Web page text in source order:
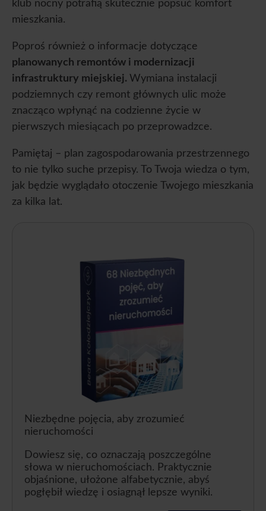
klub nocny potrafią skutecznie popsuć komfort
mieszkania.
Poproś również o informacje dotyczące
planowanych remontów i modernizacji
infrastruktury miejskiej. Wymiana instalacji
podziemnych czy remont głównych ulic może
znacząco wpłynąć na codzienne życie w
pierwszych miesiącach po przeprowadzce.
Pamiętaj – plan zagospodarowania przestrzennego
to nie tylko suche przepisy. To Twoja wiedza o tym,
jak będzie wyglądało otoczenie Twojego mieszkania
za kilka lat.
Niezbędne pojęcia, aby zrozumieć
nieruchomości
Dowiesz się, co oznaczają poszczególne
słowa w nieruchomościach. Praktycznie
objaśnione, ułożone alfabetycznie, abyś
pogłębił wiedzę i osiagnął lepsze wyniki.